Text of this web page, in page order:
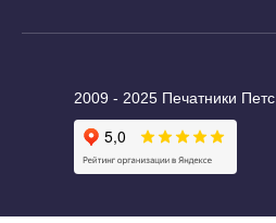
2009 - 2025 Печатники Петс